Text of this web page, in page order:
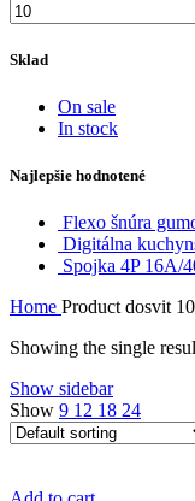
Sklad
On sale
In stock
Najlepšie hodnotené
Flexo šnúra
Digitálna
Spojka 4P 16A/
Home Product dosvit
Showing the single
Show sidebar
Show 9 12 18 24